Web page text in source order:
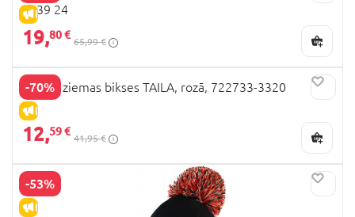
IZPĀRDOŠANA
2439 24
19,80 €
65,99 €
-70%
IZPĀRDOŠANA
LASSIE ziemas bikses TAILA, rozā, 722733-3320
12,59 €
41,95 €
-53%
IZPĀRDOŠANA